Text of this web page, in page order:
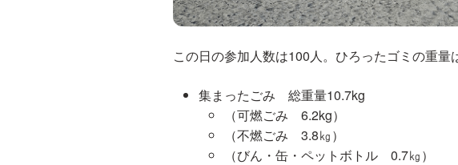
この日の参加人数は100人。ひろったゴミの重量
集まったごみ 総重量10.7kg
（可燃ごみ 6.2kg）
（不燃ごみ 3.8㎏）
（びん・缶・ペットボトル 0.7㎏）